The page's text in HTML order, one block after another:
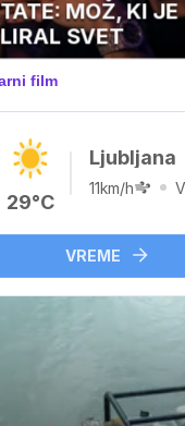
29°C
Ljubljana
11km/h V
VREME